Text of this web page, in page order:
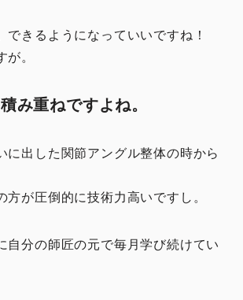
できるようになっていいですね！
が。
み重ねですよね。
に出した関節アングル整体の時から
方が圧倒的に技術力高いですし。
自分の師匠の元で毎月学び続けてい